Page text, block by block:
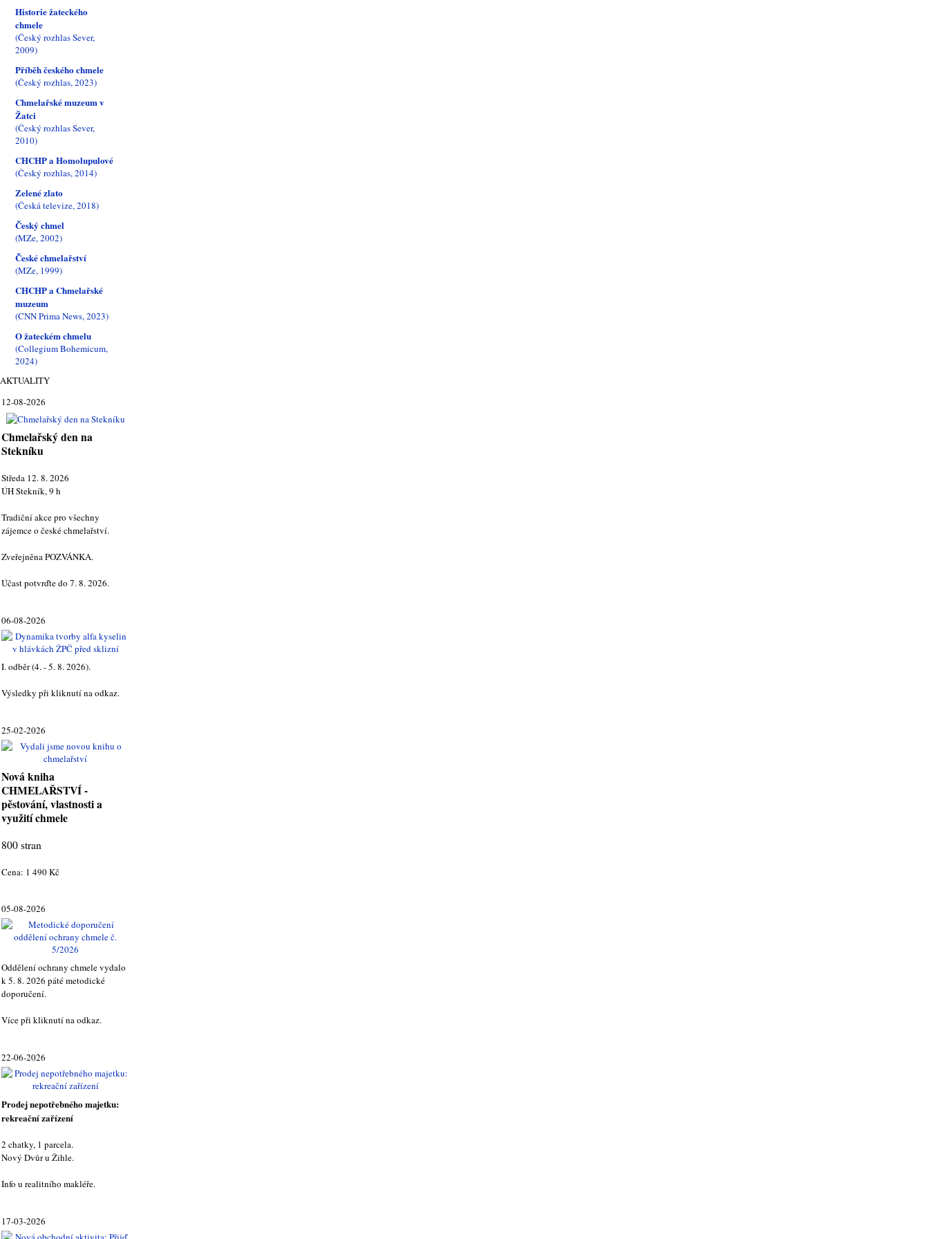
Historie žateckého
chmele
(Český rozhlas Sever,
2009)
Příběh českého chmele
(Český rozhlas, 2023)
Chmelařské muzeum v
Žatci
(Český rozhlas Sever,
2010)
CHCHP a Homolupulové
(Český rozhlas, 2014)
Zelené zlato
(Česká televize, 2018)
Český chmel
(MZe, 2002)
České chmelařství
(MZe, 1999)
CHCHP a Chmelařské
muzeum
(CNN Prima News, 2023)
O žateckém chmelu
(Collegium Bohemicum,
2024)
AKTUALITY
12-08-2026
Chmelařský den na
Stekníku
Středa 12. 8. 2026
ÚH Stekník, 9 h
Tradiční akce pro všechny
zájemce o české chmelařství.
Zveřejněna POZVÁNKA.
Účast potvrďte do 7. 8. 2026.
06-08-2026
I. odběr (4. - 5. 8. 2026).
Výsledky při kliknutí na odkaz.
25-02-2026
Nová kniha
CHMELAŘSTVÍ -
pěstování, vlastnosti a
využití chmele
800 stran
Cena: 1 490 Kč
05-08-2026
Oddělení ochrany chmele vydalo
k 5. 8. 2026 páté metodické
doporučení.
Více při kliknutí na odkaz.
22-06-2026
Prodej nepotřebného majetku:
rekreační zařízení
2 chatky, 1 parcela.
Nový Dvůr u Žihle.
Info u realitního makléře.
17-03-2026